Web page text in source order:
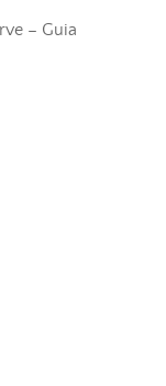
– Guia